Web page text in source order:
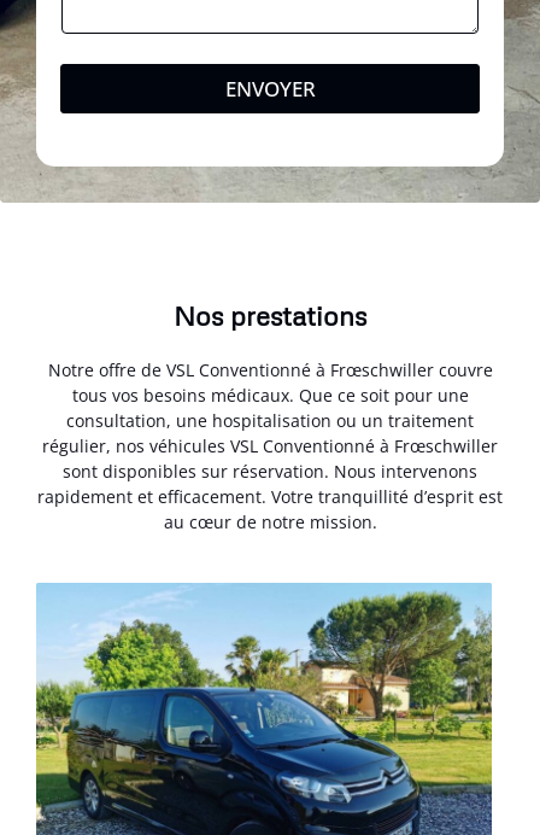
ENVOYER
Nos prestations
Notre offre de VSL Conventionné à Frœschwiller couvre
tous vos besoins médicaux. Que ce soit pour une
consultation, une hospitalisation ou un traitement
régulier, nos véhicules VSL Conventionné à Frœschwiller
sont disponibles sur réservation. Nous intervenons
rapidement et efficacement. Votre tranquillité d’esprit est
au cœur de notre mission.